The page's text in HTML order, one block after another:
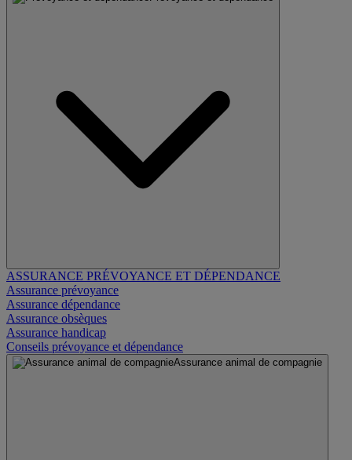
ASSURANCE PRÉVOYANCE ET DÉPENDANCE
Assurance prévoyance
Assurance dépendance
Assurance obsèques
Assurance handicap
Conseils prévoyance et dépendance
Assurance animal de compagnie